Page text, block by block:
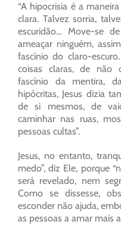
“A hipocrisia é a
clara. Talvez sorria,
escuridão… Move-se
ameaçar ninguém,
fascínio do claro-
coisas claras, de não
fascínio da mentira,
hipócritas, Jesus dizia
de si mesmos, de
caminhar nas ruas,
pessoas cultas”.
Jesus, no entanto,
medo”, diz Ele, porque
será revelado, nem
Como se dissesse,
esconder não ajuda,
as pessoas a amar mais